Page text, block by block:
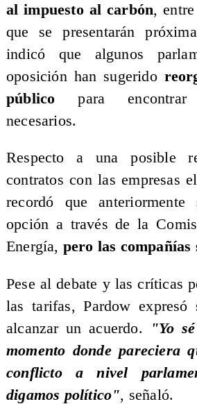
al impuesto al carbón,
que se presentarán
indicó que algunos
oposición han sugerido
públicopara
necesarios.
Respecto a una posible
contratos con las empresas
recordó que
opción a través de la
Energía, pero las compañías
Pese al debate y las críticas
las tarifas, Pardow expresó
alcanzar un acuerdo.
"Yo
momento donde pareciera
conflicto a nivel
digamos político", señaló.